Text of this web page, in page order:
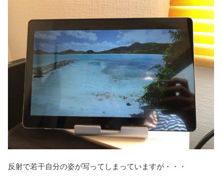
反射で若干自分の姿が写ってしまっていますが・・・